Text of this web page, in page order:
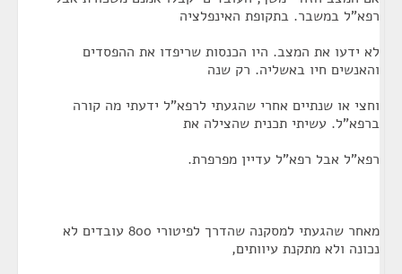
רפא"ל במשבר. בתקופת האינפלציה
לא ידעו את המצב. היו הכנסות שריפדו את ההפסדים
והאנשים חיו באשליה. רק שנה
וחצי או שנתיים אחרי שהגעתי לרפא"ל ידעתי מה קורה
ברפא"ל. עשיתי תכנית שהצילה את
רפא"ל אבל רפא"ל עדיין מפרפרת.
מאחר שהגעתי למסקנה שהדרך לפיטורי 800 עובדים לא
נכונה ולא מתקנת עיוותים,